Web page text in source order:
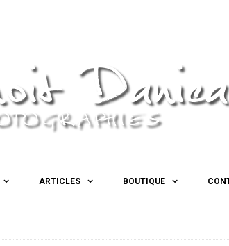
ARTICLES BOUTIQUE